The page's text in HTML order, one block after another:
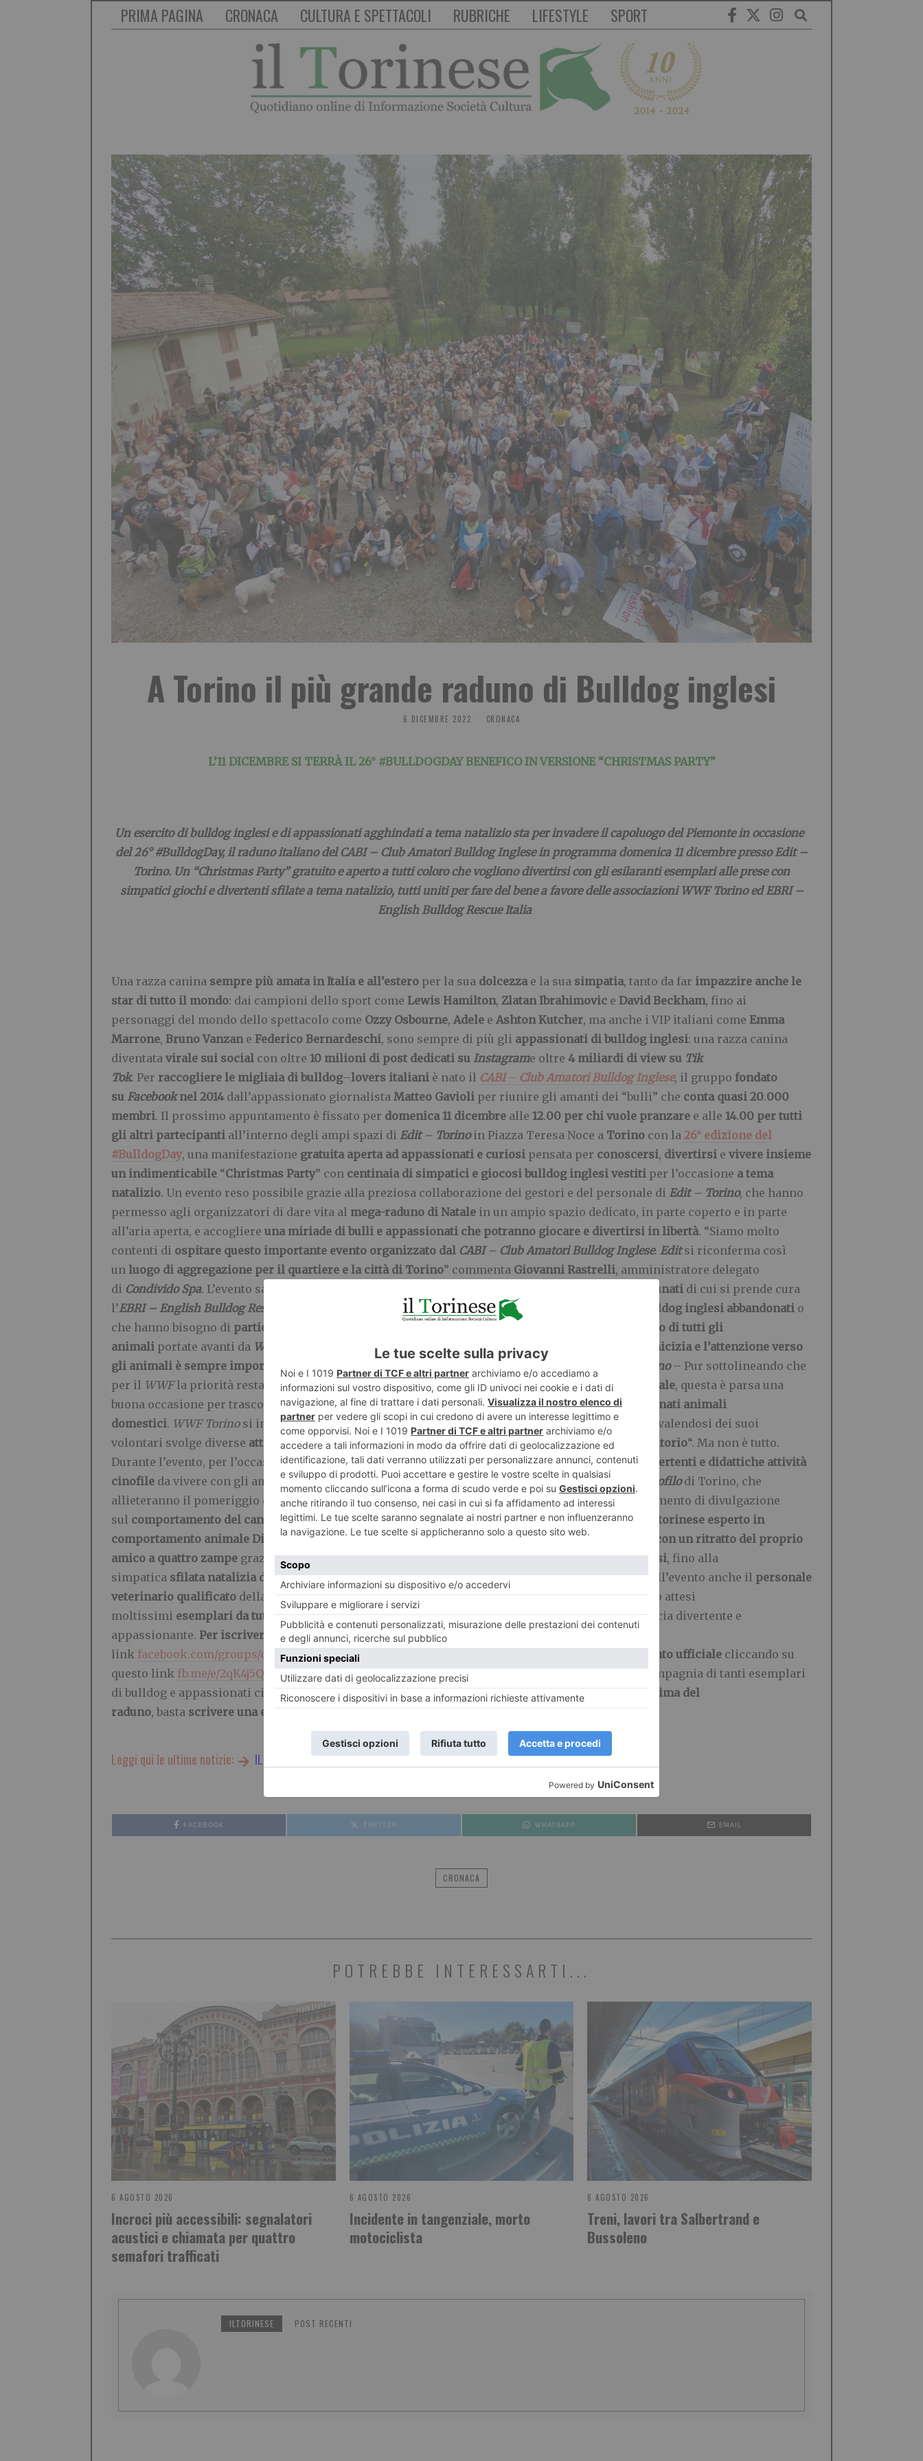
PRIMA PAGINA CRONACA CULTURA E SPETTACOLI RUBRICHE LIFESTYLE SPORT
A Torino il più grande raduno di Bulldog inglesi
6 DICEMBRE 2022 CRONACA
L’11 DICEMBRE SI TERRÀ IL 26° #BULLDOGDAY BENEFICO IN VERSIONE “CHRISTMAS PARTY”
Un esercito di bulldog inglesi e di appassionati agghindati a tema natalizio sta per invadere il capoluogo del Piemonte in occasione
del 26° #BulldogDay, il raduno italiano del CABI – Club Amatori Bulldog Inglese in programma domenica 11 dicembre presso Edit –
Torino. Un “Christmas Party” gratuito e aperto a tutti coloro che vogliono divertirsi con gli esilaranti esemplari alle prese con
simpatici giochi e divertenti sfilate a tema natalizio, tutti uniti per fare del bene a favore delle associazioni WWF Torino ed EBRI –
English Bulldog Rescue Italia
Una razza canina sempre più amata in Italia e all’estero per la sua dolcezza e la sua simpatia, tanto da far impazzire anche le
star di tutto il mondo: dai campioni dello sport come Lewis Hamilton, Zlatan Ibrahimovic e David Beckham, fino ai
personaggi del mondo dello spettacolo come Ozzy Osbourne, Adele e Ashton Kutcher, ma anche i VIP italiani come Emma
Marrone, Bruno Vanzan e Federico Bernardeschi, sono sempre di più gli appassionati di bulldog inglesi: una razza canina
diventata virale sui social con oltre 10 milioni di post dedicati su Instagrame oltre 4 miliardi di view su Tik
Tok. Per raccogliere le migliaia di bulldog–lovers italiani è nato il CABI– Club Amatori Bulldog Inglese, il gruppo fondato
su Facebooknel 2014dall’appassionato giornalista Matteo Gavioli per riunire gli amanti dei “bulli” che conta quasi 20.000
membri. Il prossimo appuntamento è fissato per domenica 11 dicembre alle 12.00 per chi vuole pranzare e alle 14.00 per tutti
gli altri partecipanti all’interno degli ampi spazi di Edit – Torinoin Piazza Teresa Noce a Torino con la 26° edizione del
#BulldogDay, una manifestazione gratuita aperta ad appassionati e curiosi pensata per conoscersi, divertirsi e vivere insieme
un indimenticabile “Christmas Party” con centinaia di simpatici e giocosi bulldog inglesi vestiti per l’occasione a tema
natalizio. Un evento reso possibile grazie alla preziosa collaborazione dei gestori e del personale di Edit – Torino, che hanno
permesso agli organizzatori di dare vita al mega-raduno di Natale in un ampio spazio dedicato, in parte coperto e in parte
all’aria aperta, e accogliere una miriade di bulli e appassionati che potranno giocare e divertirsi in libertà. “Siamo molto
contenti di ospitare questo importante evento organizzato dal CABI – Club Amatori Bulldog Inglese. Editsi riconferma così
un luogo di aggregazione per il quartiere e la città di Torino” commenta Giovanni Rastrelli, amministratore delegato
di Condivido Spa. L’evento sarà anche l’occasione per raccogliere fondi a favore dei bulli meno fortunati di cui si prende cura
l’EBRI – English Bulldog Rescue Italia associazione che, da anni, sioccupa degli affidamenti dei bulldog inglesi abbandonati o
che hanno bisogno di particolari attenzioni
attività a sostegno di tutti gli
animali portate avanti da WWF Torino : “Rispondiamo all’invito delCABI rafforzando l’idea che
l’amicizia e l’attenzione verso
gli animali è sempre importante a qualsiasi livello
Sigfrido Cilla , presidente di WWF Torino– Pur sottolineando che
per il WWFla priorità resta quella disalvaguardare le specie a rischio e la fauna selvatica in generale, questa è parsa una
buona occasione per trascorrere una piacevole giornata in compagnia diuno dei più simpatici e amati animali
domestici. WWF Torinosi impegna anche adorganizzare eventi in tutta la città metropolitana
, e avvalendosi dei suoi
volontari svolge diverse attività dedicate alla divulgazione,alla sensibilizzazione e la cura del territorio“. Ma non è tutto.
Durante l’evento, per l’occasione in versione “Christmas Party”, verranno proposte anche delle
divertenti e didattiche attività
cinofile da vivere con gli amici a quattro zampe: dagli esperti del centroD.U.C.A. Addestramento Cinofilodi Torino, che
allieteranno il pomeriggio dei partecipanti conprove“ atletiche ” e di “ obbedienza” deibulli
, al momento di divulgazione
sul comportamento del cane tra miti e leggende da sfatarecon l’intervento del medico veterinario torinese esperto in
comportamento animale Diego Rendinidi Petsmind.it , dall’opportunità d’immortalare la giornata con un ritratto del proprio
amico a quattro zampe grazie al coinvolgimento diMelissa Truncellito,ritrattista di bulldog inglesi, fino alla
simpatica sfilata natalizia di indumenti e accessori“bullosi” a cura diBullfit Fashion. A vegliare sull’evento anche il personale
veterinario qualificato della strutturaBLUVET–Ospedale Veterinario Anubidi Moncalieri (TO). Sono attesi
moltissimi esemplari da tutta Italia e da oltre i confini nazionaliper una giornata che si preannuncia divertente e
appassionante. Per iscriversi basta entrare a far parte del gruppo Facebook
link facebook.com/groups/clubamatoribulldoginglese all’interno dell’evento ufficiale cliccando su
questo link fb.me/e/2qK4j5QCW.Un’iniziativa gratuita aperta a tutti, per passare una giornata in compagnia di tanti esemplari
di bulldog e appassionati cinofili. Infine, per chi volesseiscriversi al pranzo bulloso delle 12.00 prima del
raduno, basta scrivere una emaila:eventi.torino@editbrewing.com.
Leggi qui le ultime notizie: IL TORINESE
FACEBOOK TWITTER WHATSAPP EMAIL
CRONACA
POTREBBE INTERESSARTI...
6 AGOSTO 2026
Incroci più accessibili: segnalatori
acustici e chiamata per quattro
semafori trafficati
6 AGOSTO 2026
Incidente in tangenziale, morto
motociclista
6 AGOSTO 2026
Treni, lavori tra Salbertrand e
Bussoleno
ILTORINESE POST RECENTI